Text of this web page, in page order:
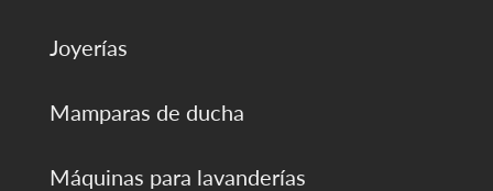
Joyerías
Mamparas de ducha
Máquinas para lavanderías